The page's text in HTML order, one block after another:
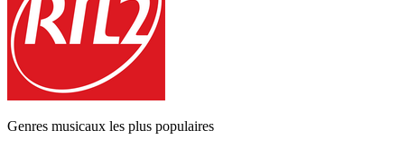
Genres musicaux les plus populaires